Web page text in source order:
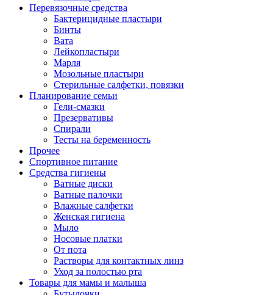
Перевязочные средства
Бактерицидные пластыри
Бинты
Вата
Лейкопластыри
Марля
Мозольные пластыри
Стерильные салфетки, повязки
Планирование семьи
Гели-смазки
Презервативы
Спирали
Тесты на беременность
Прочее
Спортивное питание
Средства гигиены
Ватные диски
Ватные палочки
Влажные салфетки
Женская гигиена
Мыло
Носовые платки
От пота
Растворы для контактных линз
Уход за полостью рта
Товары для мамы и малыша